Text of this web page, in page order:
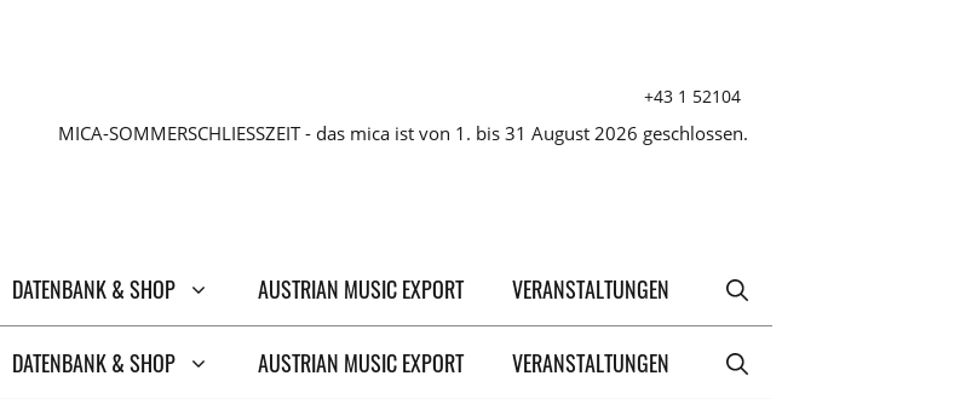
+43 1 52104
MICA-SOMMERSCHLIESSZEIT - das mica ist von 1. bis 31 August 2026 geschlossen.
DATENBANK & SHOP AUSTRIAN MUSIC EXPORT VERANSTALTUNGEN
DATENBANK & SHOP AUSTRIAN MUSIC EXPORT VERANSTALTUNGEN